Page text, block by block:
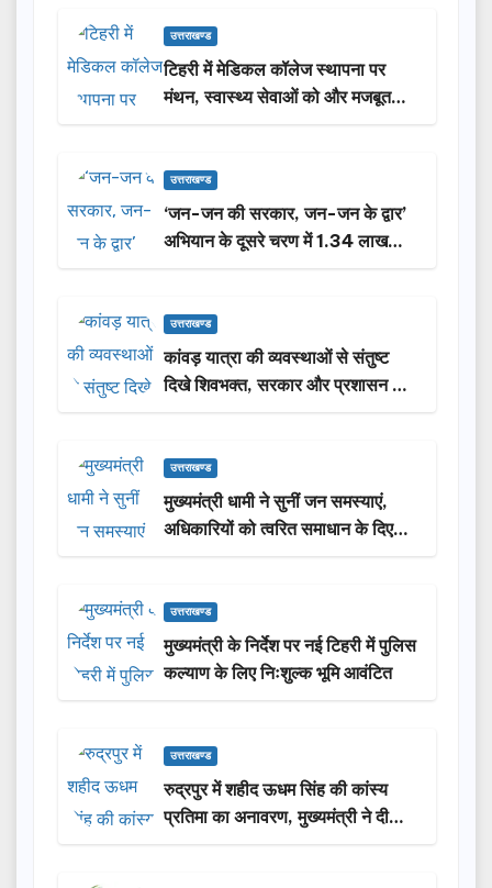
उत्तराखण्ड
टिहरी में मेडिकल कॉलेज स्थापना पर
मंथन, स्वास्थ्य सेवाओं को और मजबूत
करेगी सरकार: मुख्यमंत्री धामी…
उत्तराखण्ड
‘जन-जन की सरकार, जन-जन के द्वार’
अभियान के दूसरे चरण में 1.34 लाख
लोगों की भागीदारी…
उत्तराखण्ड
कांवड़ यात्रा की व्यवस्थाओं से संतुष्ट
दिखे शिवभक्त, सरकार और प्रशासन की
सराहना…
उत्तराखण्ड
मुख्यमंत्री धामी ने सुनीं जन समस्याएं,
अधिकारियों को त्वरित समाधान के दिए
निर्देश
उत्तराखण्ड
मुख्यमंत्री के निर्देश पर नई टिहरी में पुलिस
कल्याण के लिए निःशुल्क भूमि आवंटित
उत्तराखण्ड
रुद्रपुर में शहीद ऊधम सिंह की कांस्य
प्रतिमा का अनावरण, मुख्यमंत्री ने दी
₹3.85 करोड़ की विकास परियोजनाओं